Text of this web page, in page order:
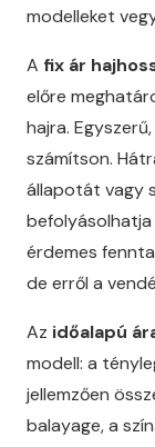
modelleket
A fix ár
előre
hajra.
számítson.
állapotát vagy
befolyásolhatja
érdemes
de erről a
Az időalapú
modell: a
jellemzően
balayage, a